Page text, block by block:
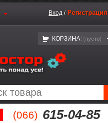
(066) 615-04-85
Вход / Регистрация
КОРЗИНА: (пустo)